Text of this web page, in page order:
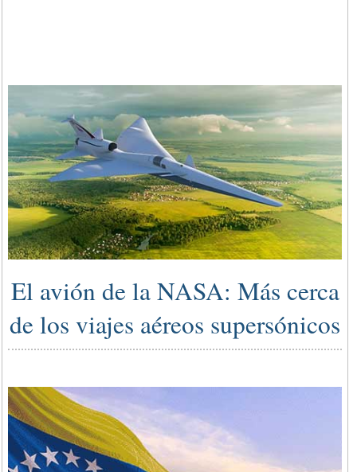
El avión de la NASA: Más cerca
de los viajes aéreos supersónicos